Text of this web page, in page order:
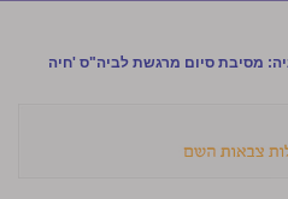
מסיבת סיום מרגשת לביה"ס 'חיה